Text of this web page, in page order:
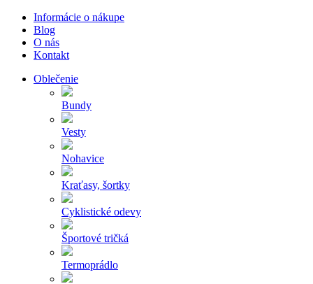
Informácie o nákupe
Blog
O nás
Kontakt
Oblečenie
Bundy
Vesty
Nohavice
Kraťasy, šortky
Cyklistické odevy
Športové tričká
Termoprádlo